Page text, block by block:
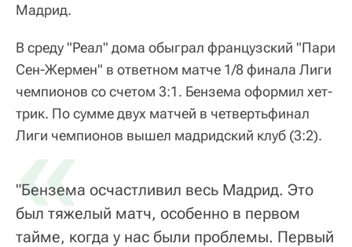
Мадрид.
В среду "Реал" дома обыграл французский "Пари
Сен-Жермен" в ответном матче 1/8 финала Лиги
чемпионов со счетом 3:1. Бензема оформил хет-
трик. По сумме двух матчей в четвертьфинал
Лиги чемпионов вышел мадридский клуб (3:2).
«
"Бензема осчастливил весь Мадрид. Это
был тяжелый матч, особенно в первом
тайме, когда у нас были проблемы. Первый